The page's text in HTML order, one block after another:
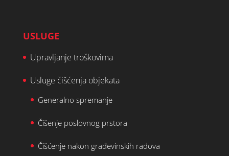
USLUGE
Upravljanje troškovima
Usluge čišćenja objekata
Generalno spremanje
Čišenje poslovnog prstora
Čišćenje nakon građevinskih radova